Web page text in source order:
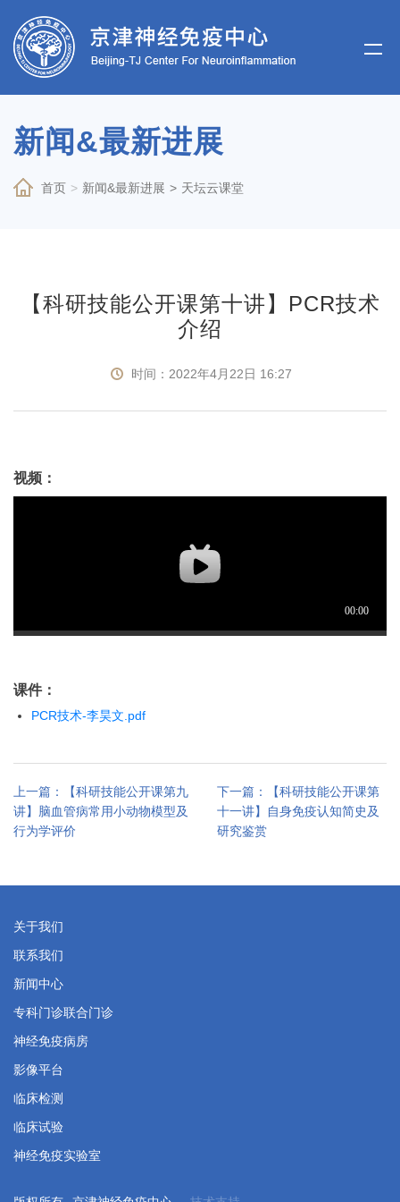
新闻&最新进展
首页 > 新闻&最新进展 > 天坛云课堂
【科研技能公开课第十讲】PCR技术
介绍
时间：2022年4月22日 16:27
视频：
课件：
PCR技术-李昊文.pdf
上一篇：【科研技能公开课第九
讲】脑血管病常用小动物模型及
行为学评价
下一篇：【科研技能公开课第
十一讲】自身免疫认知简史及
研究鉴赏
关于我们
联系我们
新闻中心
专科门诊联合门诊
神经免疫病房
影像平台
临床检测
临床试验
神经免疫实验室